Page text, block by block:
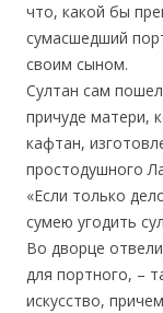
что, какой бы
сумасшедший
своим сыном.
Султан сам
причуде матери,
кафтан,
простодушного
«Если только
сумею угодить
Во дворце
для портного, –
искусство,